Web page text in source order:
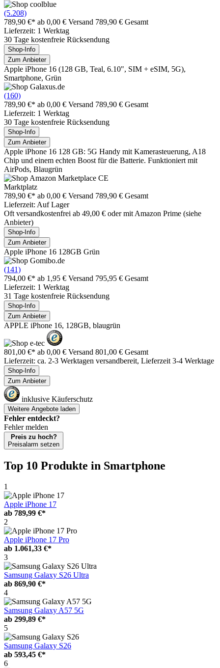
(5.208)
789,90 €* ab 0,00 € Versand 789,90 € Gesamt
Lieferzeit: 1 Werktag
30 Tage kostenfreie Rücksendung
Shop-Info
Zum Anbieter
Apple iPhone 16 (128 GB, Teal, 6.10", SIM + eSIM, 5G),
Smartphone, Grün
(160)
789,90 €* ab 0,00 € Versand 789,90 € Gesamt
Lieferzeit: 1 Werktag
30 Tage kostenfreie Rücksendung
Shop-Info
Zum Anbieter
Apple iPhone 16 128 GB: 5G Handy mit Kamerasteuerung, A18
Chip und einem echten Boost für die Batterie. Funktioniert mit
AirPods, Blaugrün
Marktplatz
789,90 €* ab 0,00 € Versand 789,90 € Gesamt
Lieferzeit: Auf Lager
Oft versandkostenfrei ab 49,00 € oder mit Amazon Prime (siehe
Anbieter)
Shop-Info
Zum Anbieter
Apple iPhone 16 128GB Grün
(141)
794,00 €* ab 1,95 € Versand 795,95 € Gesamt
Lieferzeit: 1 Werktag
31 Tage kostenfreie Rücksendung
Shop-Info
Zum Anbieter
APPLE iPhone 16, 128GB, blaugrün
801,00 €* ab 0,00 € Versand 801,00 € Gesamt
Lieferzeit: ca. 2-3 Werktagen versandbereit, Lieferzeit 3-4 Werktage
Shop-Info
Zum Anbieter
inklusive Käuferschutz
Weitere Angebote laden
Fehler entdeckt?
Fehler melden
Preis zu hoch?
Preisalarm setzen
Top 10 Produkte in Smartphone
1
Apple iPhone 17
ab 789,99 €*
2
Apple iPhone 17 Pro
ab 1.061,33 €*
3
Samsung Galaxy S26 Ultra
ab 869,90 €*
4
Samsung Galaxy A57 5G
ab 299,89 €*
5
Samsung Galaxy S26
ab 593,45 €*
6